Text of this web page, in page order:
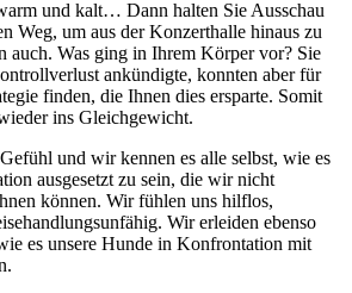
und kalt… Dann halten Sie Ausschau
Weg, um aus der Konzerthalle hinaus zu
auch. Was ging in Ihrem Körper vor? Sie
ankündigte, konnten aber für
finden, die Ihnen dies ersparte. Somit
ins Gleichgewicht.
und wir kennen es alle selbst, wie es
ausgesetzt zu sein, die wir nicht
können. Wir fühlen uns hilflos,
Wir erleiden ebenso
es unsere Hunde in Konfrontation mit